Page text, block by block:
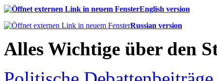
English version
Russian version
Alles Wichtige über den